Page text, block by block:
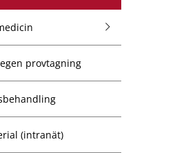
provtagning
(intranät)